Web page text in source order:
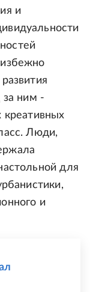
и
за ним -
креативных
Люди,
для
и